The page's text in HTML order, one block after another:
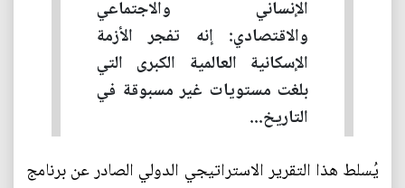
الإنساني والاجتماعي
والاقتصادي: إنه تفجر الأزمة
الإسكانية العالمية الكبرى التي
بلغت مستويات غير مسبوقة في
التاريخ...
يُسلط هذا التقرير الاستراتيجي الدولي الصادر عن برنامج